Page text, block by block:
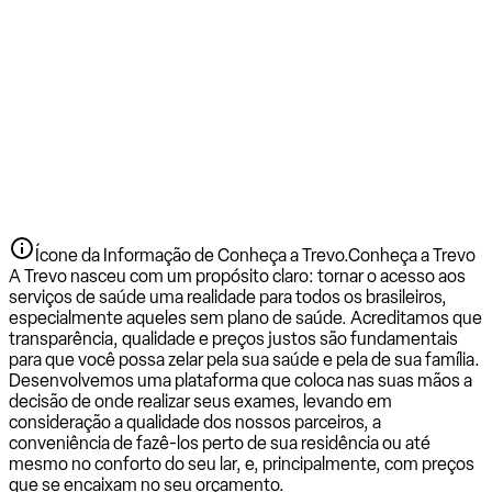
Ícone da Informação de Conheça a Trevo.Conheça a Trevo
A Trevo nasceu com um propósito claro: tornar o acesso aos
serviços de saúde uma realidade para todos os brasileiros,
especialmente aqueles sem plano de saúde. Acreditamos que
transparência, qualidade e preços justos são fundamentais
para que você possa zelar pela sua saúde e pela de sua família.
Desenvolvemos uma plataforma que coloca nas suas mãos a
decisão de onde realizar seus exames, levando em
consideração a qualidade dos nossos parceiros, a
conveniência de fazê-los perto de sua residência ou até
mesmo no conforto do seu lar, e, principalmente, com preços
que se encaixam no seu orçamento.